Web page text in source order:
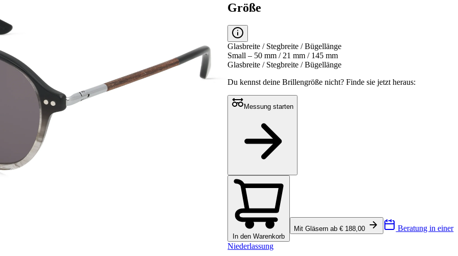
Größe
Glasbreite / Stegbreite / Bügellänge
Small – 50 mm / 21 mm / 145 mm
Glasbreite / Stegbreite / Bügellänge
Du kennst deine Brillengröße nicht?Finde sie jetzt heraus:
Messung starten
In den Warenkorb
Mit Gläsern ab € 188,00 Beratung in einer
Niederlassung